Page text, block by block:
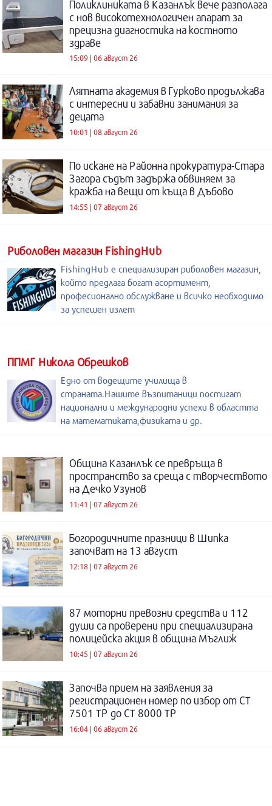
Поликлиниката в Казанлък вече разполага
с нов високотехнологичен апарат за
прецизна диагностика на костното
здраве
15:09 | 06 август 26
Лятната академия в Гурково продължава
с интересни и забавни занимания за
децата
10:01 | 08 август 26
По искане на Районна прокуратура-Стара
Загора съдът задържа обвиняем за
кражба на вещи от къща в Дъбово
14:55 | 07 август 26
Риболовен магазин FishingHub
FishingHub е специализиран риболовен магазин,
който предлага богат асортимент,
професионално обслужване и всичко необходимо
за успешен излет
ППМГ Никола Обрешков
Едно от водещите училища в
страната.Нашите възпитаници постигат
национални и международни успехи в областта
на математиката,физиката и др.
Община Казанлък се превръща в
пространство за среща с творчеството
на Дечко Узунов
11:41 | 07 август 26
Богородичните празници в Шипка
започват на 13 август
12:18 | 07 август 26
87 моторни превозни средства и 112
души са проверени при специализирана
полицейска акция в община Мъглиж
10:45 | 07 август 26
Започва прием на заявления за
регистрационен номер по избор от СТ
7501 ТР до СТ 8000 ТР
16:04 | 06 август 26